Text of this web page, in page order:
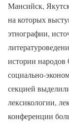
Мансийск,
на которых
этнографии,
истории
социально-
секцией
лексикологии,
конференции